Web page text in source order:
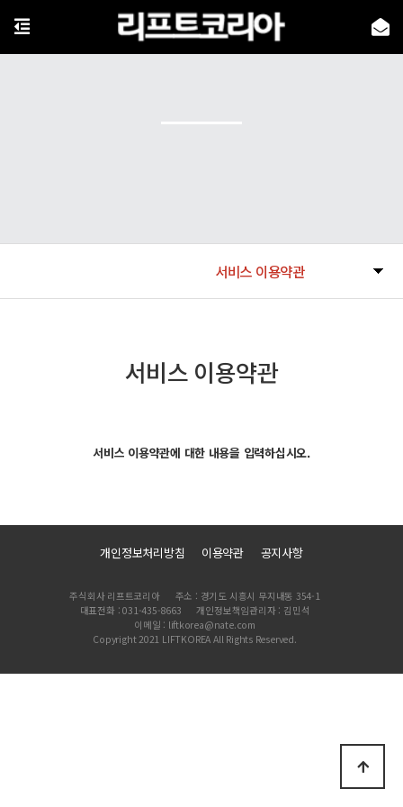
서비스 이용약관
서비스 이용약관
서비스 이용약관에 대한 내용을 입력하십시오.
개인정보처리방침 이용약관 공지사항
주식회사 리프트코리아
주소 : 경기도 시흥시 무지내동 354-1
대표전화 : 031-435-8663
개인정보책임관리자 : 김민석
이메일 : liftkorea@nate.com
Copyright 2021 LIFTKOREA All Rights Reserved.